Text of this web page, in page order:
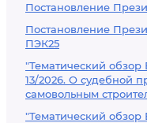
Постановление
Постановление
ПЭК25
"Тематический
13/2026. О судебной
самовольным
"Тематический